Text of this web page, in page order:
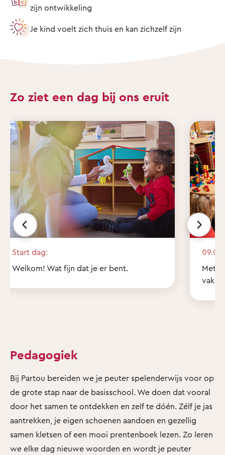
zijn ontwikkeling
Je kind voelt zich thuis en kan zichzelf zijn
Zo ziet een dag bij ons eruit
Start dag:
Welkom! Wat fijn dat je er bent.
09.00
Met
Pedagogiek
Bij Partou bereiden we je peuter spelenderwijs voor op
de grote stap naar de basisschool. We doen dat vooral
door het samen te ontdekken en zelf te dóén. Zélf je jas
aantrekken, je eigen schoenen aandoen en gezellig
samen kletsen of een mooi prentenboek lezen. Zo leren
we elke dag nieuwe woorden en wordt je peuter